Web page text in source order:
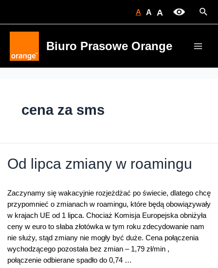
A A A
Biuro Prasowe Orange
cena za sms
Od lipca zmiany w roamingu
Zaczynamy się wakacyjnie rozjeżdżać po świecie, dlatego chcę
przypomnieć o zmianach w roamingu, które będą obowiązywały
w krajach UE od 1 lipca. Chociaż Komisja Europejska obniżyła
ceny w euro to słaba złotówka w tym roku zdecydowanie nam
nie służy, stąd zmiany nie mogły być duże. Cena połączenia
wychodzącego pozostała bez zmian – 1,79 zł/min ,
połączenie odbierane spadło do 0,74 …